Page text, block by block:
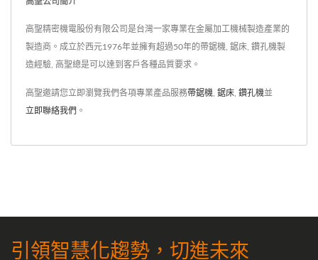
高聖精密機電股份有限公司是台灣一家專業在金屬加工機械製造產業的
製造商。成立於西元1976年並擁有超過50年的帶鋸機, 鋸床, 鑽孔機製
造經驗, 高聖總是可以達到客戶各種品質要求。
高聖邀請您立即瀏覽我們各項專業產品服務帶鋸機 鋸床 鑽孔機並
立即聯絡我們 。
引領智慧化趨勢，切進未來